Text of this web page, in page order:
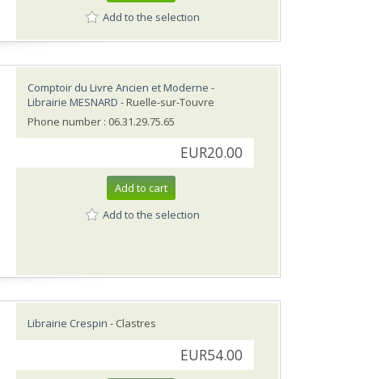
Add to the selection
Comptoir du Livre Ancien et Moderne -
Librairie MESNARD - Ruelle-sur-Touvre
Phone number : 06.31.29.75.65
EUR20.00
Add to cart
Add to the selection
Librairie Crespin - Clastres
EUR54.00